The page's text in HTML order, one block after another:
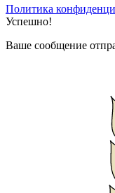
Политика
Успешно!
Ваше сообщение